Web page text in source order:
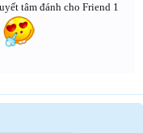
tâm đánh cho Friend 1